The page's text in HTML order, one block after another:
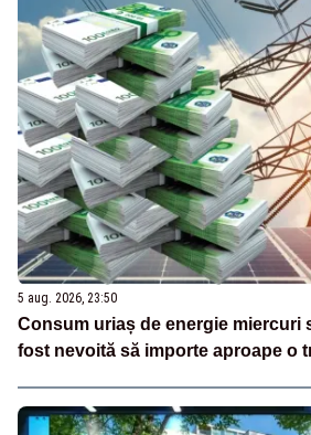
5 aug. 2026, 23:50
Consum uriaș de energie miercuri
fost nevoită să importe aproape o